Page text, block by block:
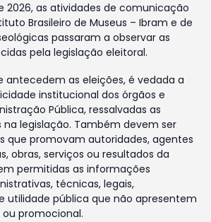
2026, as atividades de comunicação
Brasileiro de Museus – Ibram e de
passaram a observar as
pela legislação eleitoral.
antecedem as eleições, é vedada a
institucional dos órgãos e
Pública, ressalvadas as
na legislação. Também devem ser
que promovam autoridades, agentes
obras, serviços ou resultados da
permitidas as informações
técnicas, legais,
utilidade pública que não apresentem
promocional.